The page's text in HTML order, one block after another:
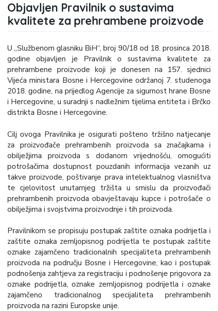
Objavljen Pravilnik o sustavima
kvalitete za prehrambene proizvode
U „Službenom glasniku BiH“, broj 90/18 od 18. prosinca 2018.
godine objavljen je Pravilnik o sustavima kvalitete za
prehrambene proizvode koji je donesen na 157. sjednici
Vijeća ministara Bosne i Hercegovine održanoj 7. studenoga
2018. godine, na prijedlog Agencije za sigurnost hrane Bosne
i Hercegovine, u suradnji s nadležnim tijelima entiteta i Brčko
distrikta Bosne i Hercegovine.
Cilj ovoga Pravilnika je osigurati pošteno tržišno natjecanje
za proizvođače prehrambenih proizvoda sa značajkama i
obilježjima proizvoda s dodanom vrijednošću, omogućiti
potrošačima dostupnost pouzdanih informacija vezanih uz
takve proizvode, poštivanje prava intelektualnog vlasništva
te cjelovitost unutarnjeg tržišta u smislu da proizvođači
prehrambenih proizvoda obavještavaju kupce i potrošače o
obilježjima i svojstvima proizvodnje i tih proizvoda.
Pravilnikom se propisuju postupak zaštite oznaka podrijetla i
zaštite oznaka zemljopisnog podrijetla te postupak zaštite
oznake zajamčeno tradicionalnih specijaliteta prehrambenih
proizvoda na području Bosne i Hercegovine, kao i postupak
podnošenja zahtjeva za registraciju i podnošenje prigovora za
oznake podrijetla, oznake zemljopisnog podrijetla i oznake
zajamčeno tradicionalnog specijaliteta prehrambenih
proizvoda na razini Europske unije.